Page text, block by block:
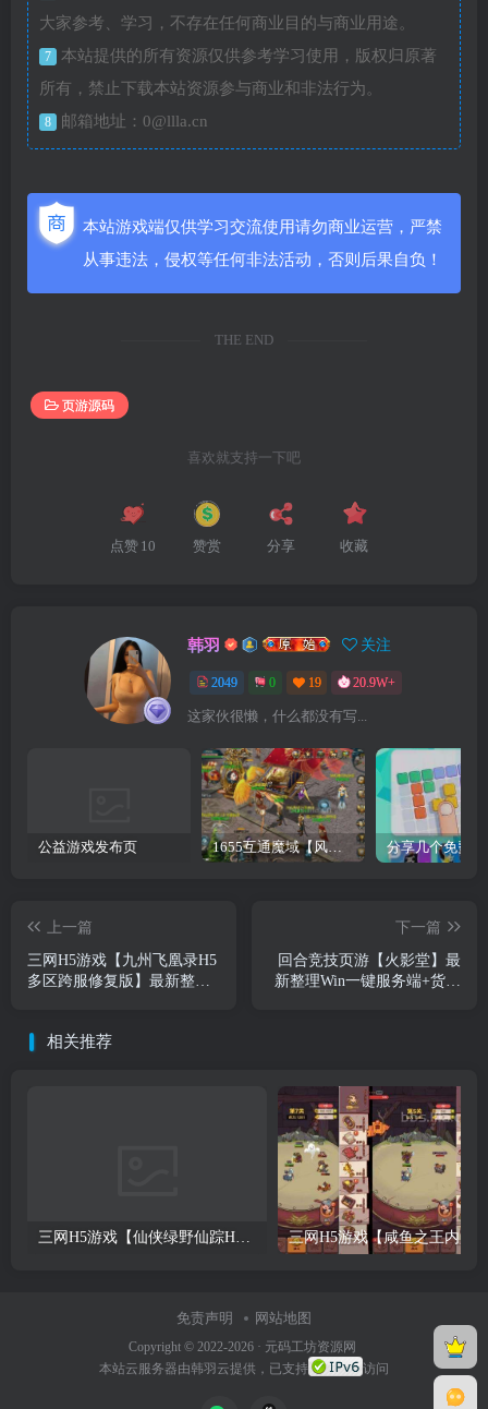
大家参考、学习，不存在任何商业目的与商业用途。
7
本站提供的所有资源仅供参考学习使用，版权归原著
所有，禁止下载本站资源参与商业和非法行为。
8 邮箱地址：0@llla.cn
本站游戏端仅供学习交流使用请勿商业运营，严禁
从事违法，侵权等任何非法活动，否则后果自负！
THE END
页游源码
喜欢就支持一下吧
点赞 10 赞赏 分享 收藏
韩羽 关注
2049 0 19 20.9W+
这家伙很懒，什么都没有写...
公益游戏发布页 1655互通魔域【风雪天下第二季】最新整理Win系半手工服务端+本地验证+本地注册+全套工具+详细搭建教程
上一篇
三网H5游戏【九州飞凰录H5
多区跨服修复版】最新整理
授权后台+详细搭建教程
下一篇
回合竞技页游【火影堂】最
新整理Win一键服务端+货币
相关推荐
三网H5游戏【仙侠绿野仙踪H5】2024整理单机一键即玩镜像端+Linux手工服务端+后台+教程【站长亲测】
免责声明 网站地图
Copyright © 2022-2026 · 元码工坊资源网
本站云服务器由韩羽云提供，已支持 访问